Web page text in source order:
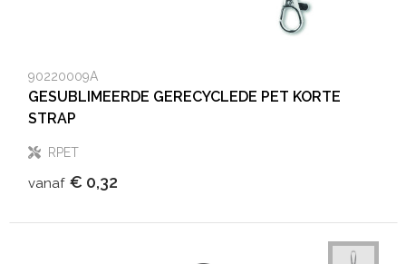
90220009A
GESUBLIMEERDE GERECYCLEDE PET KORTE
STRAP
RPET
vanaf € 0,32